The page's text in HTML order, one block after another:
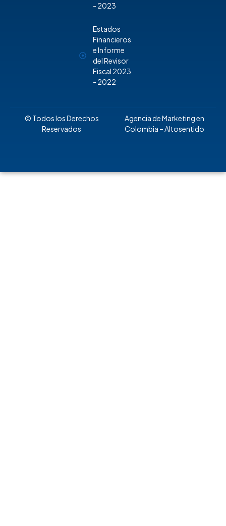
- 2023
Estados
Financieros
e Informe
del Revisor
Fiscal 2023
- 2022
© Todos los Derechos
Reservados
Agencia de Marketing en
Colombia – Altosentido